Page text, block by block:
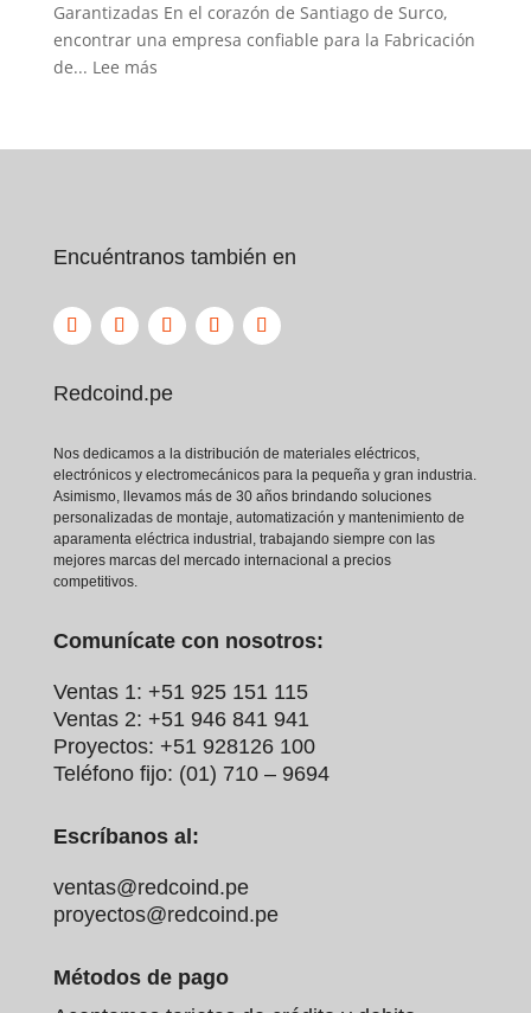
Garantizadas En el corazón de Santiago de Surco,
encontrar una empresa confiable para la Fabricación
de... Lee más:
Tableros
de
Encuéntranos también en
Redcoind.pe
Nos dedicamos a la distribución de materiales eléctricos,
electrónicos y electromecánicos para la pequeña y gran industria.
Asimismo, llevamos más de 30 años brindando soluciones
personalizadas de montaje, automatización y mantenimiento de
aparamenta eléctrica industrial, trabajando siempre con las
mejores marcas del mercado internacional a precios
competitivos.
Comunícate con nosotros:
Ventas 1: +51 925 151 115
Ventas 2: +51 946 841 941
Proyectos: +51 928126 100
Teléfono fijo: (01) 710 – 9694
Escríbanos al:
ventas@redcoind.pe
proyectos@redcoind.pe
Métodos de pago